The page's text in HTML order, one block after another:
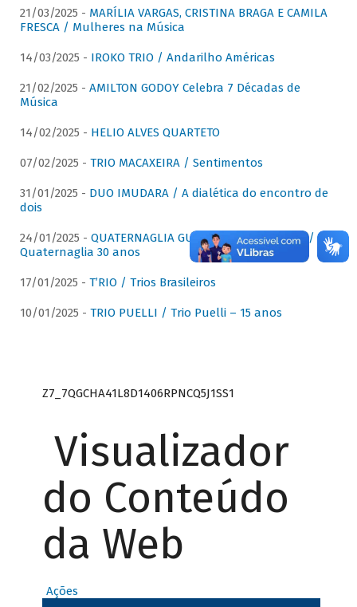
21/03/2025 - MARÍLIA VARGAS, CRISTINA BRAGA E CAMILA
FRESCA / Mulheres na Música
14/03/2025 - IROKO TRIO / Andarilho Américas
21/02/2025 - AMILTON GODOY Celebra 7 Décadas de
Música
14/02/2025 - HELIO ALVES QUARTETO
07/02/2025 - TRIO MACAXEIRA / Sentimentos
31/01/2025 - DUO IMUDARA / A dialética do encontro de
dois
24/01/2025 - QUATERNAGLIA GUITAR QUARTET (QGQ) /
Quaternaglia 30 anos
17/01/2025 - T’RIO / Trios Brasileiros
10/01/2025 - TRIO PUELLI / Trio Puelli – 15 anos
Z7_7QGCHA41L8D1406RPNCQ5J1SS1
Visualizador
do Conteúdo
da Web
Ações